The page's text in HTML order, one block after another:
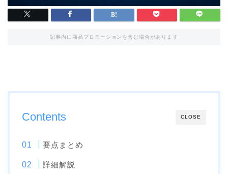
記事内に商品プロモーションを含む場合があります
CLOSE
Contents
要点まとめ
詳細解説